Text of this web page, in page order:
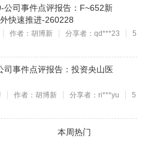
司事件点评报告：F~652新
快速推进-260228
作者：胡博新 分享者：qd***23
5
事件点评报告：投资央山医
作者：胡博新 分享者：ri***yu
5
本周热门